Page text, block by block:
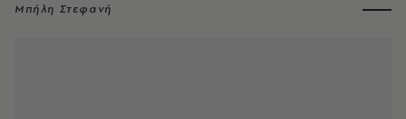
Μπήλη Στεφανή